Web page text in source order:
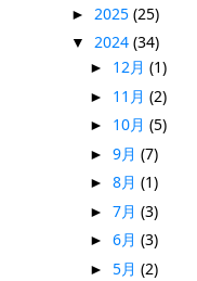
► 2025 (25)
▼ 2024 (34)
► 12月 (1)
► 11月 (2)
► 10月 (5)
► 9月 (7)
► 8月 (1)
► 7月 (3)
► 6月 (3)
► 5月 (2)